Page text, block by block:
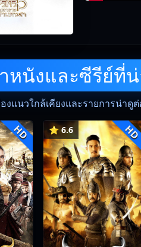
หนังและซีรีย์ที่
องแนวใกล้เคียงและรายการน่า
HD ⭐ 6.6